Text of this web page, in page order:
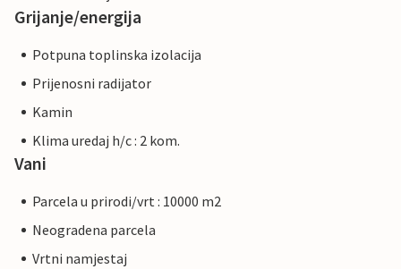
Grijanje/energija
Potpuna toplinska izolacija
Prijenosni radijator
Kamin
Klima uredaj h/c : 2 kom.
Vani
Parcela u prirodi/vrt : 10000 m2
Neogradena parcela
Vrtni namjestaj